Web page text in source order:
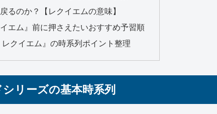
るのか？【レクイエムの意味】
エム』前に押さえたいおすすめ予習順
クイエム』の時系列ポイント整理
リーズの基本時系列